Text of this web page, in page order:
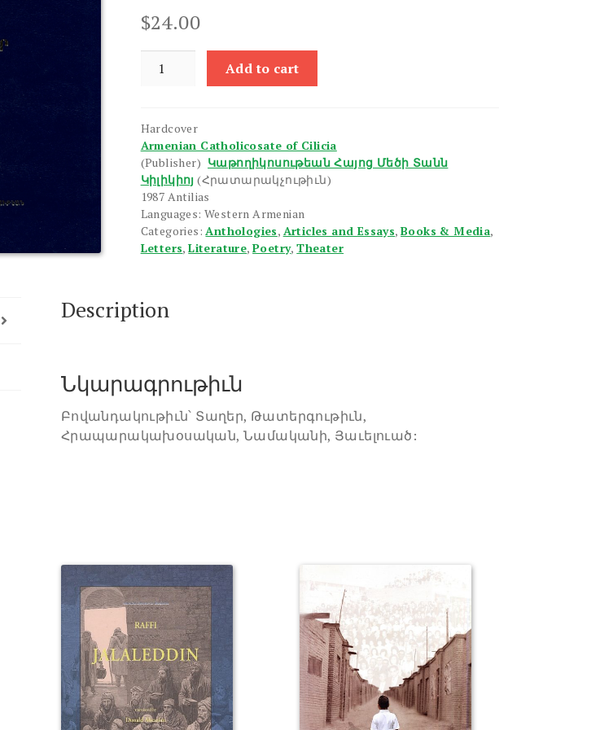
$24.00
quantity
Add to cart
Hardcover
Armenian Catholicosate of Cilicia
(Publisher) Կաթողիկոսութեան Հայոց Մեծի Տանն
Կիլիկիոյ (Հրատարակչութիւն)
1987 Antilias
Languages: Western Armenian
Categories:Anthologies, Articles and Essays,Books & Media,
Letters,Literature,Poetry,Theater
Description
Նկարագրութիւն
Բովանդակութիւն՝ Տաղեր, Թատերգութիւն,
Հրապարակախօսական, Նամականի, Յաւելուած: